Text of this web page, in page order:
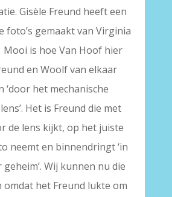
Gisèle Freund heeft een
foto’s gemaakt van Virginia
is hoe Van Hoof hier
en Woolf van elkaar
‘door het mechanische
Het is Freund die met
de lens kijkt, op het juiste
neemt en binnendringt ‘in
Wij kunnen nu die
omdat het Freund lukte om